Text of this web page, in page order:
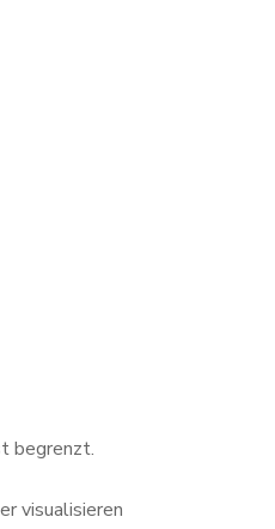
begrenzt.
visualisieren